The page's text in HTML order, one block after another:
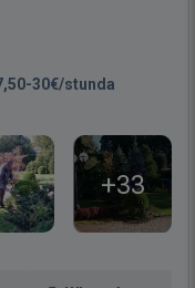
30€/stunda
+33